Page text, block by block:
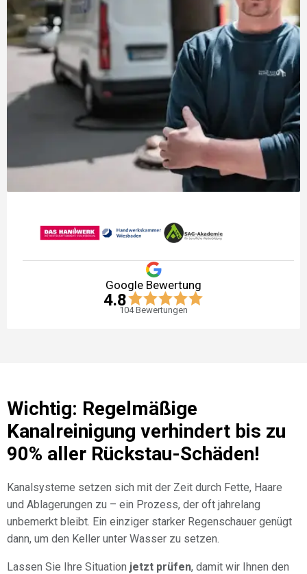
Google Bewertung
4.8
104Bewertungen
Wichtig: Regelmäßige
Kanalreinigung verhindert bis zu
90% aller Rückstau-Schäden!
Kanalsysteme setzen sich mit der Zeit durch Fette, Haare
und Ablagerungen zu – ein Prozess, der oft jahrelang
unbemerkt bleibt. Ein einziger starker Regenschauer genügt
dann, um den Keller unter Wasser zu setzen.
Lassen Sie Ihre Situation jetzt prüfen, damit wir Ihnen den